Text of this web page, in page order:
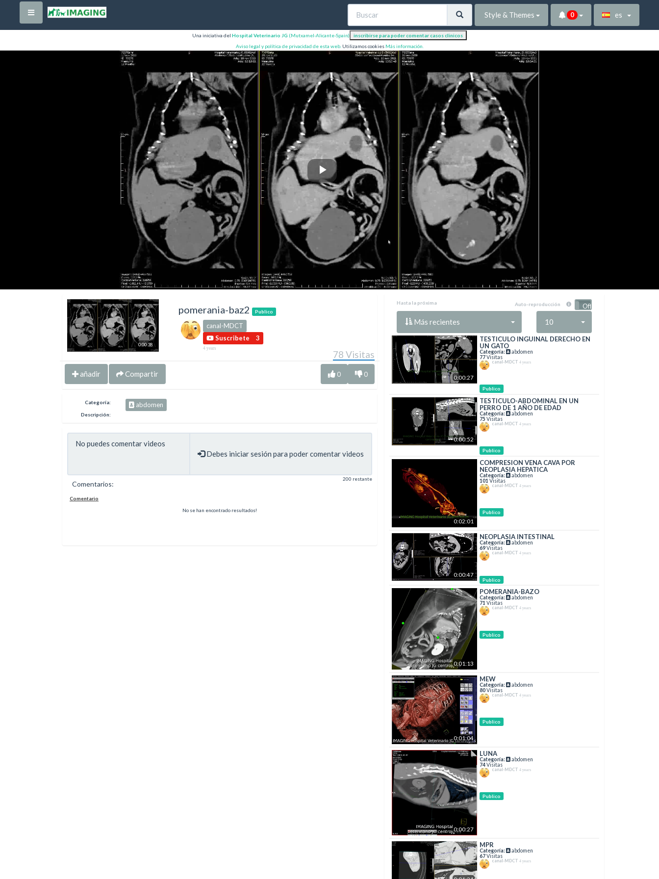
Una iniciativa del Hospital Veterinario JG (Mutxamel-Alicante-Spain)
Aviso legal y política de privacidad de esta web. Utilizamos cookies Más información.
Style & Themes 0 es
Play
Video
0:00:38
pomerania-baz2 Publico
canal-MDCT
Suscribete
3
4 years
78 Visitas
añadir Compartir 0
0
Categoría: abdomen
Descripción:
Debes iniciar sesión para poder comentar videos
200 restante
Comentarios:
Comentario
No se han encontrado resultados!
Hasta la próxima Auto-reproducción On Off
Más recientes 10
0:00:27
TESTICULO INGUINAL DERECHO EN
UN GATO
Categoría:
abdomen
77Visitas
canal-MDCT 4 years
Publico
0:00:52
TESTICULO-ABDOMINAL EN UN
PERRO DE 1 AÑO DE EDAD
Categoría:
abdomen
75Visitas
canal-MDCT 4 years
Publico
0:02:01
COMPRESION VENA CAVA POR
NEOPLASIA HEPATICA
Categoría:
abdomen
101 Visitas
canal-MDCT 4 years
Publico
0:00:47
NEOPLASIA INTESTINAL
Categoría:
abdomen
69Visitas
canal-MDCT 4 years
Publico
0:01:13
POMERANIA-BAZO
Categoría:
abdomen
71 Visitas
canal-MDCT 4 years
Publico
0:01:04
MEW
Categoría:
abdomen
80Visitas
canal-MDCT 4 years
Publico
0:00:27
LUNA
Categoría:
abdomen
74Visitas
canal-MDCT 4 years
Publico
MPR
Categoría:
abdomen
67Visitas
canal-MDCT 4 years